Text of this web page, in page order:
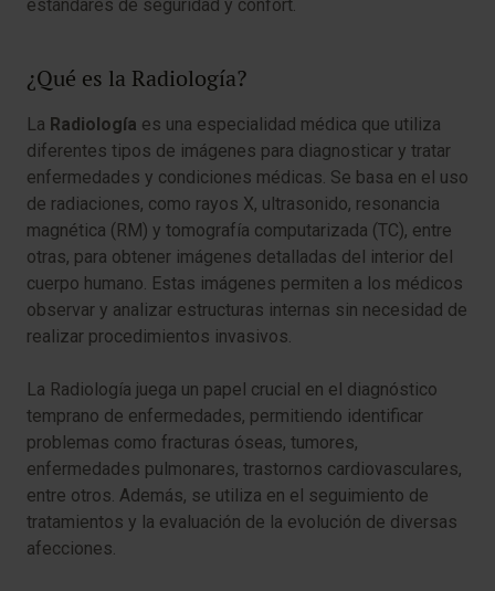
estándares de seguridad y confort.
¿Qué es la Radiología?
La Radiología es una especialidad médica que utiliza
diferentes tipos de imágenes para diagnosticar y tratar
enfermedades y condiciones médicas. Se basa en el uso
de radiaciones, como rayos X, ultrasonido, resonancia
magnética (RM) y tomografía computarizada (TC), entre
otras, para obtener imágenes detalladas del interior del
cuerpo humano. Estas imágenes permiten a los médicos
observar y analizar estructuras internas sin necesidad de
realizar procedimientos invasivos.
La Radiología juega un papel crucial en el diagnóstico
temprano de enfermedades, permitiendo identificar
problemas como fracturas óseas, tumores,
enfermedades pulmonares, trastornos cardiovasculares,
entre otros. Además, se utiliza en el seguimiento de
tratamientos y la evaluación de la evolución de diversas
afecciones.